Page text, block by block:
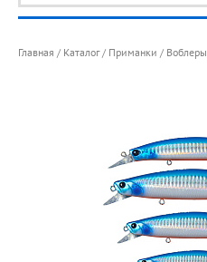
Главная / Каталог / Приманки / Воблеры